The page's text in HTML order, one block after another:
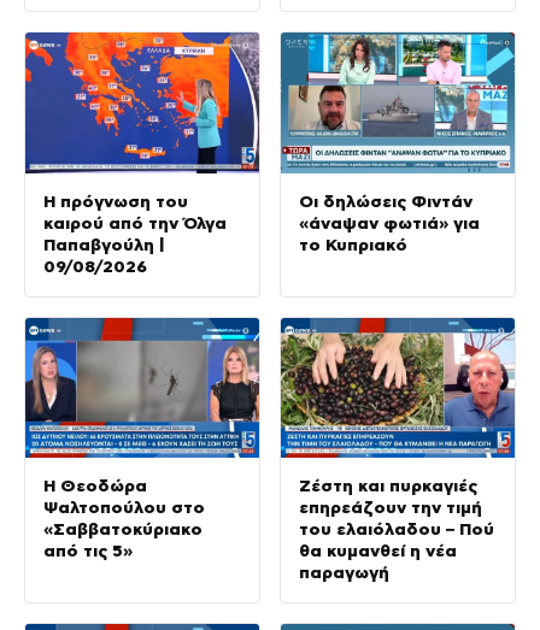
Η πρόγνωση του
καιρού από την Όλγα
Παπαβγούλη |
09/08/2026
Οι δηλώσεις Φιντάν
«άναψαν φωτιά» για
το Κυπριακό
Η Θεοδώρα
Ψαλτοπούλου στο
«Σαββατοκύριακο
από τις 5»
Ζέστη και πυρκαγιές
επηρεάζουν την τιμή
του ελαιόλαδου – Πού
θα κυμανθεί η νέα
παραγωγή